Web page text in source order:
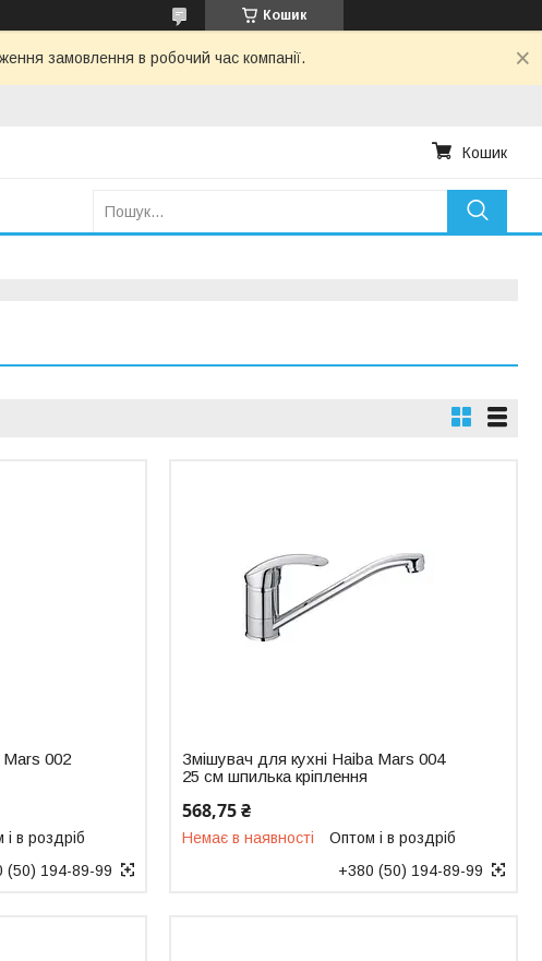
Кошик
замовлення в робочий час компанії.
Кошик
Mars 002
в роздріб
(50) 194-89-99
Змішувач для кухні Haiba Mars 004
25 см шпилька кріплення
568,75 ₴
Немає в наявності
Оптом і в роздріб
+380 (50) 194-89-99